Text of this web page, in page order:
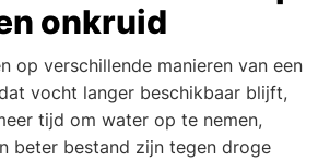
onkruid
op verschillende manieren van een
vocht langer beschikbaar blijft,
tijd om water op te nemen,
beter bestand zijn tegen droge